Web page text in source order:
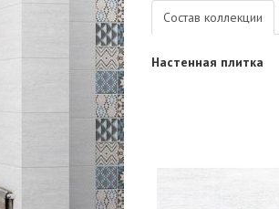
Состав коллекции
Настенная плитка